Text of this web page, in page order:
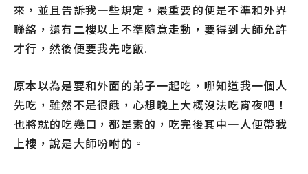
來，並且告訴我一些規定，最重要的便是不準和外界
聯絡，還有二樓以上不準隨意走動，要得到大師允許
才行，然後便要我先吃飯.
原本以為是要和外面的弟子一起吃，哪知道我一個人
先吃，雖然不是很餓，心想晚上大概沒法吃宵夜吧！
也將就的吃幾口，都是素的，吃完後其中一人便帶我
上樓，說是大師吩咐的。